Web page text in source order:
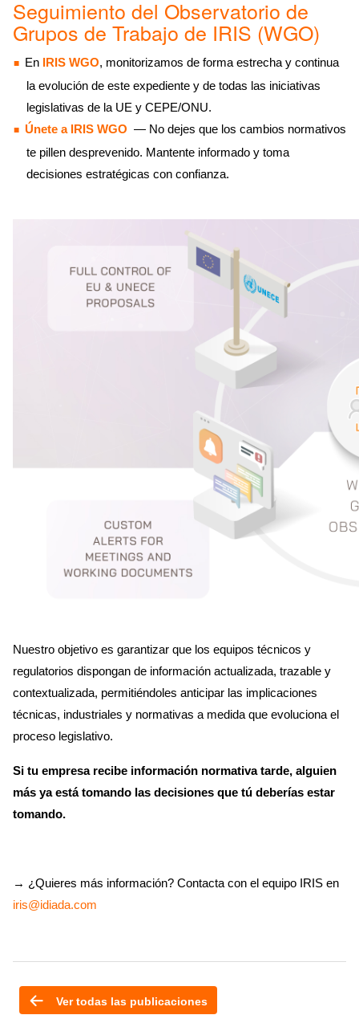
Seguimiento del Observatorio de
Grupos de Trabajo de IRIS (WGO)
En IRIS WGO, monitorizamos de forma estrecha y continua
la evolución de este expediente y de todas las iniciativas
legislativas de la UE y CEPE/ONU.
Únete a IRIS WGO — No dejes que los cambios normativos
te pillen desprevenido. Mantente informado y toma
decisiones estratégicas con confianza.
Nuestro objetivo es garantizar que los equipos técnicos y
regulatorios dispongan de información actualizada, trazable y
contextualizada, permitiéndoles anticipar las implicaciones
técnicas, industriales y normativas a medida que evoluciona el
proceso legislativo.
Si tu empresa recibe información normativa tarde, alguien
más ya está tomando las decisiones que tú deberías estar
tomando.
→ ¿Quieres más información? Contacta con el equipo IRIS en
iris@idiada.com
Ver todas las publicaciones